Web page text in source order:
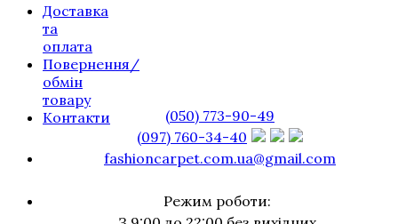
Доставка
та
оплата
Повернення/
обмін
товару
Контакти
(050) 773-90-49
(097) 760-34-40
fashioncarpet.com.ua@gmail.com
Режим роботи: